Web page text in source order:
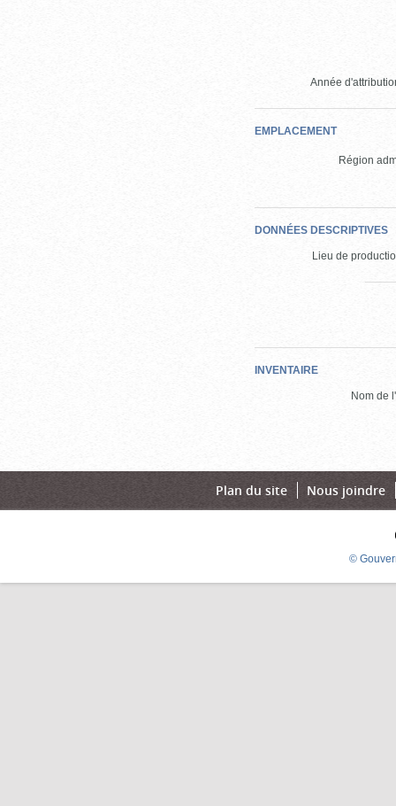
Année
EMPLACEMENT
Région
DONNÉES DESCRIPTIVES
Lieu de
INVENTAIRE
Nom de
Plan du site Nous joindre
©